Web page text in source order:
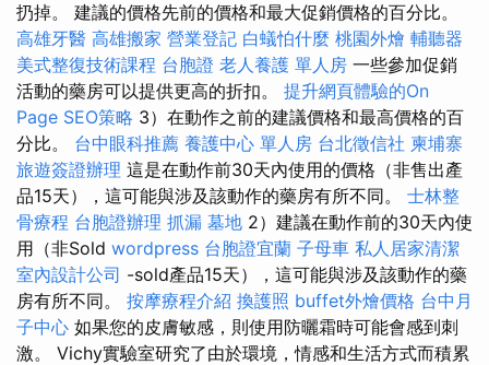
扔掉。 建議的價格先前的價格和最大促銷價格的百分比。
高雄牙醫 高雄搬家 營業登記 白蟻怕什麼 桃園外燴 輔聽器
美式整復技術課程 台胞證 老人養護 單人房 一些參加促銷
活動的藥房可以提供更高的折扣。 提升網頁體驗的On
Page SEO策略 3）在動作之前的建議價格和最高價格的百
分比。 台中眼科推薦 養護中心 單人房 台北徵信社 柬埔寨
旅遊簽證辦理 這是在動作前30天內使用的價格（非售出產
品15天），這可能與涉及該動作的藥房有所不同。 士林整
骨療程 台胞證辦理 抓漏 墓地 2）建議在動作前的30天內使
用（非Sold wordpress 台胞證宜蘭 子母車 私人居家清潔
室內設計公司 -sold產品15天），這可能與涉及該動作的藥
房有所不同。 按摩療程介紹 換護照 buffet外燴價格 台中月
子中心 如果您的皮膚敏感，則使用防曬霜時可能會感到刺
激。 Vichy實驗室研究了由於環境，情感和生活方式而積累